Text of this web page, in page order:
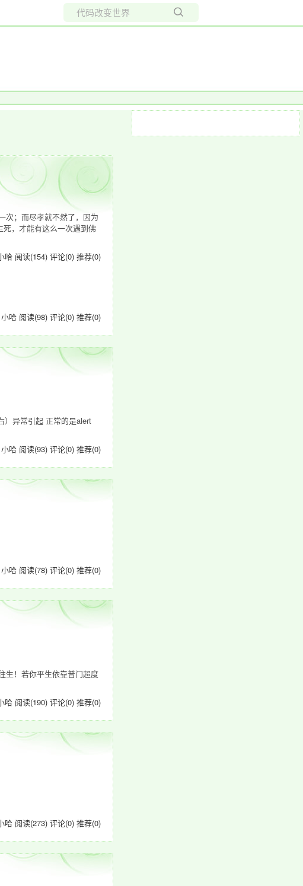
次；而尽孝就不然了，因为
，才能有这么一次遇到佛
哈 阅读(154) 评论(0) 推荐(0)
哈 阅读(98) 评论(0) 推荐(0)
）异常引起 正常的是alert
哈 阅读(93) 评论(0) 推荐(0)
哈 阅读(78) 评论(0) 推荐(0)
生！若你平生依靠普门超度
哈 阅读(190) 评论(0) 推荐(0)
哈 阅读(273) 评论(0) 推荐(0)